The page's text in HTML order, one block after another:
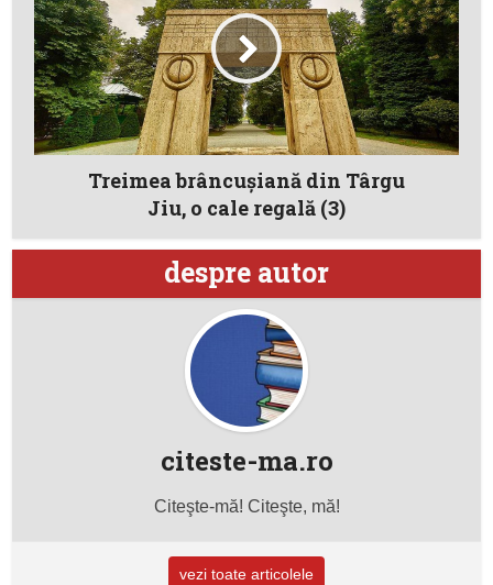
Treimea brâncuşiană din Târgu
Jiu, o cale regală (3)
despre autor
citeste-ma.ro
Citeşte-mă! Citeşte, mă!
vezi toate articolele